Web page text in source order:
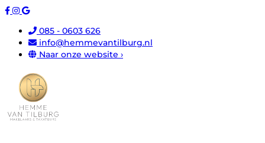
085 - 0603 626
info@hemmevantilburg.nl
Naar onze website ›